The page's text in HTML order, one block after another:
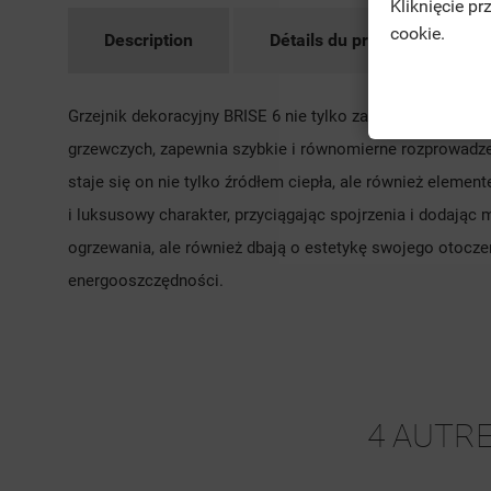
Description Détails du produit
Grzejnik dekoracyjny BRISE 6 nie tylko zachwyca
grzewczych, zapewnia szybkie i równomierne
staje się on nie tylko źródłem ciepła, ale również
i luksusowy charakter, przyciągając spojrzenia i dodając
ogrzewania, ale również dbają o estetykę swojego
energooszczędności.
4
Kliknięcie
cookie.